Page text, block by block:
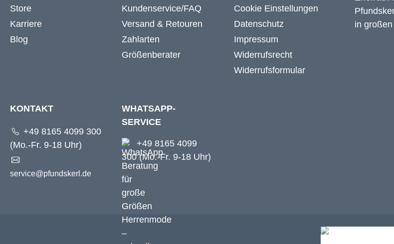
Store
Karriere
Blog
Kundenservice/FAQ
Versand & Retouren
Zahlarten
Größenberater
Cookie Einstellungen
Datenschutz
Impressum
Widerrufsrecht
Widerrufsformular
KONTAKT
+49 8165 4099 300
(Mo.-Fr. 9-18 Uhr)
service@pfundskerl.de
WHATSAPP-
SERVICE
+49 8165 4099
300 (Mo.-Fr. 9-18 Uhr)